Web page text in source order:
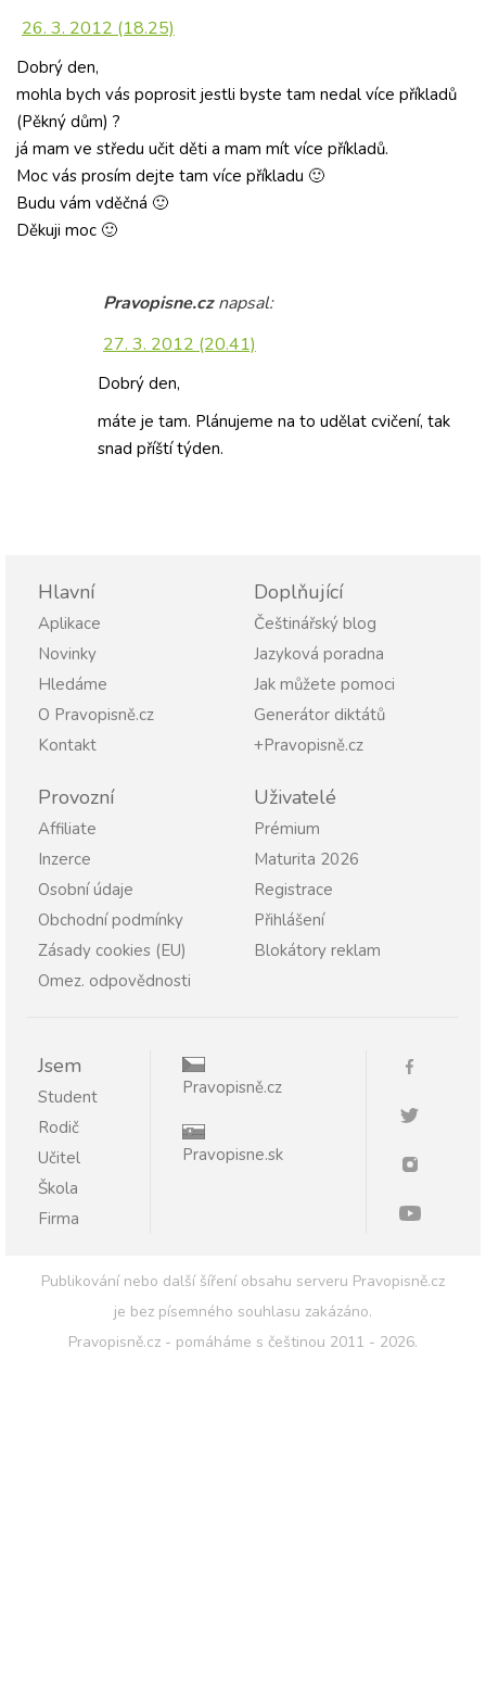
26. 3. 2012 (18.25)
Dobrý den,
mohla bych vás poprosit jestli byste tam nedal více příkladů
(Pěkný dům) ?
já mam ve středu učit děti a mam mít více příkladů.
Moc vás prosím dejte tam více příkladu 🙂
Budu vám vděčná 🙂
Děkuji moc 🙂
Pravopisne.cz napsal:
27. 3. 2012 (20.41)
Dobrý den,
máte je tam. Plánujeme na to udělat cvičení, tak
snad příští týden.
Hlavní
Aplikace
Novinky
Hledáme
O Pravopisně.cz
Kontakt
Doplňující
Češtinářský blog
Jazyková poradna
Jak můžete pomoci
Generátor diktátů
+Pravopisně.cz
Provozní
Affiliate
Inzerce
Osobní údaje
Obchodní podmínky
Zásady cookies (EU)
Omez. odpovědnosti
Uživatelé
Prémium
Maturita 2026
Registrace
Přihlášení
Blokátory reklam
Jsem
Student
Rodič
Učitel
Škola
Firma
Pravopisně.cz
Pravopisne.sk
Publikování nebo další šíření obsahu serveru Pravopisně.cz
je bez písemného souhlasu zakázáno.
Pravopisně.cz - pomáháme s češtinou 2011 - 2026.